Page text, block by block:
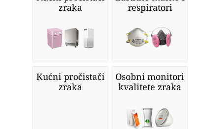
zraka
respiratori
Kućni pročistači
zraka
Osobni monitori
kvalitete zraka